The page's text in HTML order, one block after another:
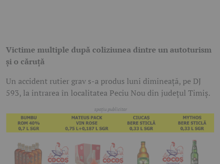
Victime multiple după coliziunea dintre un autoturism
și o căruță
Un accident rutier grav s-a produs luni dimineață, pe DJ
593, la intrarea în localitatea Peciu Nou din județul Timiș.